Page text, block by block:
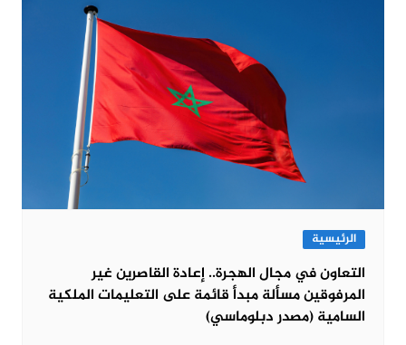
الرئيسية
التعاون في مجال الهجرة.. إعادة القاصرين غير
المرفوقين مسألة مبدأ قائمة على التعليمات الملكية
السامية (مصدر دبلوماسي)